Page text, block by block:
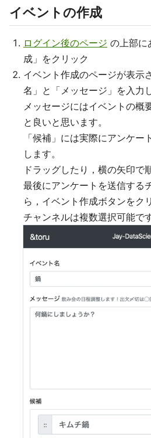
イベントの作成
ログイン後のページ の上部に
成」をクリック
イベント作成のページが表示
名」と「メッセージ」を入力
メッセージにはイベントの概
と良いと思います。
「候補」には実際にアンケー
します。
ドラッグしたり，横の矢印で
最後にアンケートを送信する
ら，イベント作成ボタンをク
チャンネルは複数選択可能です